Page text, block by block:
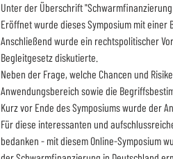
Unter der Überschrift
Eröffnet wurde dieses Symposium mit einer
Anschließend wurde ein rechtspolitischer
Begleitgesetz diskutierte.
Neben der Frage, welche Chancen und
Anwendungsbereich sowie die
Kurz vor Ende des Symposiums wurde der
Für diese interessanten und
bedanken - mit diesem Online-Symposium